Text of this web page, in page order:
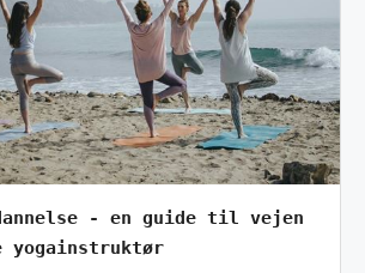
- en guide til vejen